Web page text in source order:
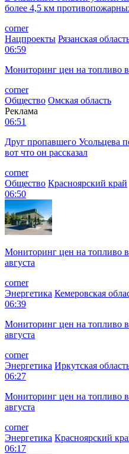
более 4,5 км
corner
Нацпроекты Рязанская
06:59
Мониторинг цен на топливо
corner
Общество Омская область
Реклама
06:51
Друг пропавшего Усольцева
вот что он рассказал
corner
Общество Красноярский край
06:50
Мониторинг цен на топливо
августа
corner
Энергетика Кемеровская
06:39
Мониторинг цен на топливо
августа
corner
Энергетика Иркутская
06:27
Мониторинг цен на топливо
августа
corner
Энергетика Красноярский
06:17